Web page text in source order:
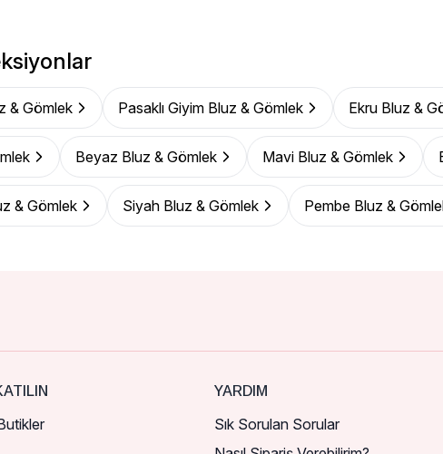
& Gömlek Pasaklı Giyim Bluz & Gömlek Ekru Bluz &
Beyaz Bluz & Gömlek Mavi Bluz & Gömlek
& Gömlek Siyah Bluz & Gömlek Pembe Bluz &
YARDIM
Sık Sorulan Sorular